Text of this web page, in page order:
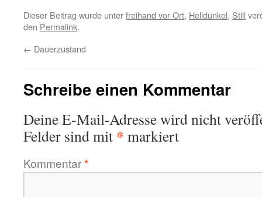
Dieser Beitrag wurde unterfreihand vor Ort, Helldunkel, Still
den Permalink.
← Dauerzustand
Schreibe einen Kommentar
Deine E-Mail-Adresse wird nicht
Felder sind mit * markiert
Kommentar*